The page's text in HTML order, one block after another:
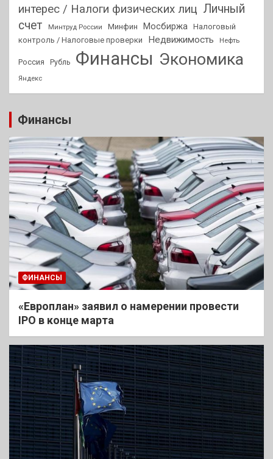
интерес / Налоги физических лиц Личный
счет
Минтруд России Минфин Мосбиржа Налоговый
контроль / Налоговые проверки
Недвижимость Нефть
Россия Рубль Финансы Экономика
Яндекс
Финансы
ФИНАНСЫ
«Европлан» заявил о намерении провести
IPO в конце марта